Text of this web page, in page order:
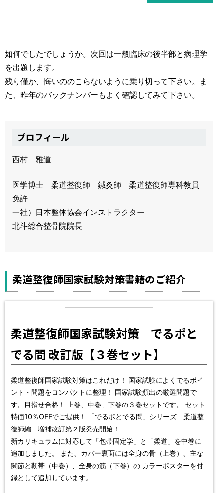
如何でしたでしょうか。次回は一般臨床の後半部と病理学
を出題します。
残り僅か、悔いののこらないように乗り切って下さい。ま
た、昨年のバックナンバーもよく確認してみて下さい。
プロフィール
西村 雅道
医学博士 柔道整復師 鍼灸師 柔道整復師専科教員
免許
一社）日本整体協会インストラクター
北斗総合整骨院院長
柔道整復師国家試験対策書籍のご紹介
柔道整復師国家試験対策 でるポと
でる問 改訂版【３巻セット】
柔道整復師国家試験対策はこれだけ！ 国家試験によくでるポイ
ント・問題をコンパクトに整理！ 国家試験頻出の厳選問題で
す。目指せ合格！ 上巻、中巻、下巻の３巻セットです。 セット
特価10％OFFでご提供！ 「でるポとでる問」シリーズ 柔道整
復師編 増補改訂第２版発売開始！
新カリキュラムに対応して「包帯固定学」と「柔道」を中巻に
追加しました。 また、カバー裏面には全身の骨（上巻）、主な
関節と靭帯（中巻）、全身の筋（下巻）の カラーポスターを付
録として追加しています。